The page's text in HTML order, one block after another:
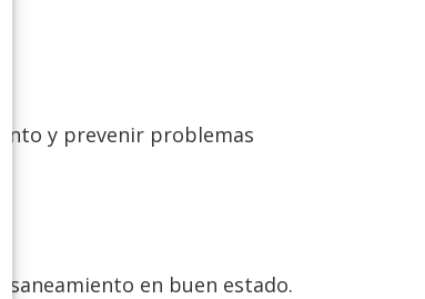
y prevenir problemas
en buen estado.